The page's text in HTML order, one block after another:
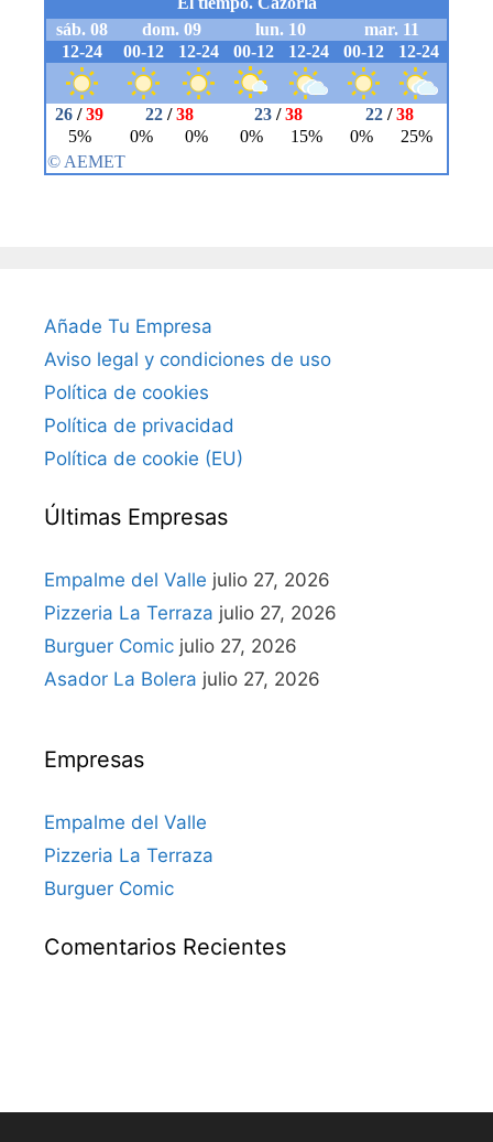
Añade Tu Empresa
Aviso legal y condiciones de uso
Política de cookies
Política de privacidad
Política de cookie (EU)
Últimas Empresas
Empalme del Valle julio 27, 2026
Pizzeria La Terraza julio 27, 2026
Burguer Comic julio 27, 2026
Asador La Bolera julio 27, 2026
Empresas
Empalme del Valle
Pizzeria La Terraza
Burguer Comic
Comentarios Recientes